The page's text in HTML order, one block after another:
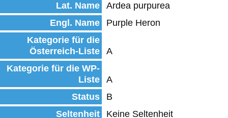
Lat. Name
Ardea purpurea
Engl. Name
Purple Heron
Kategorie für die
Österreich-Liste
A
Kategorie für die WP-
Liste
A
Status
B
Seltenheit
Keine Seltenheit